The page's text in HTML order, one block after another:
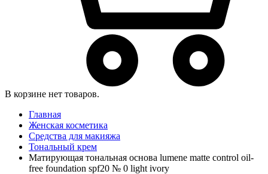
В корзине нет товаров.
Главная
Женская косметика
Средства для макияжа
Тональный крем
Матирующая тональная основа lumene matte control oil-
free foundation spf20 № 0 light ivory